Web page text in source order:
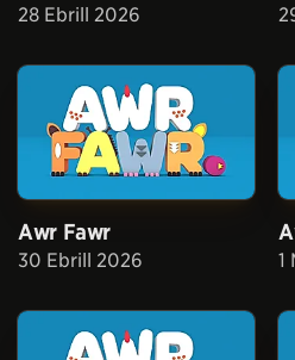
28 Ebrill 2026
Awr Fawr
30 Ebrill 2026 1